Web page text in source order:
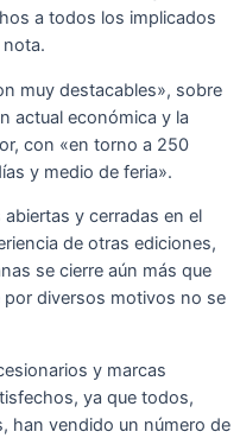
a todos los implicados
muy destacables», sobre
actual económica y la
con «en torno a 250
y medio de feria».
y cerradas en el
de otras ediciones,
se cierre aún más que
por diversos motivos no se
y marcas
ya que todos,
han vendido un número de